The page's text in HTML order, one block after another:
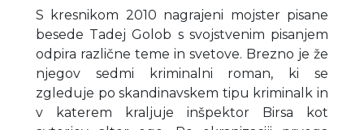
S kresnikom 2010 nagrajeni mojster pisane
besede Tadej Golob s svojstvenim pisanjem
odpira različne teme in svetove. Brezno je že
njegov sedmi kriminalni roman, ki se
zgleduje po skandinavskem tipu kriminalk in
v katerem kraljuje inšpektor Birsa kot